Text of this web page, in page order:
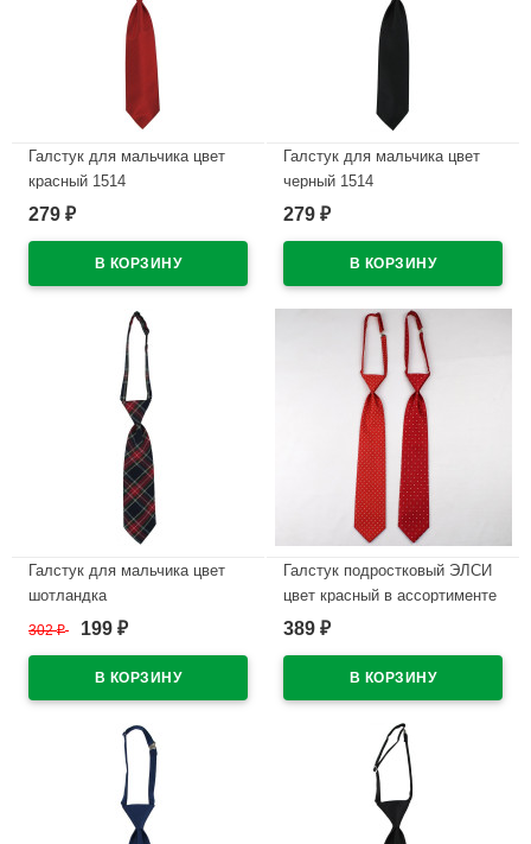
Галстук для мальчика цвет
красный 1514
В наличии
279 ₽
Галстук для мальчика цвет
черный 1514
В наличии
279 ₽
Галстук для мальчика цвет
шотландка
В наличии
302₽ 199 ₽
Галстук подростковый ЭЛСИ
цвет красный в ассортименте
В наличии
389 ₽